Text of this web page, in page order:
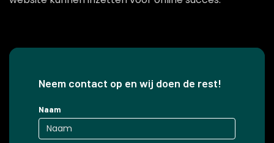
Neem contact op en wij doen de rest!
Naam